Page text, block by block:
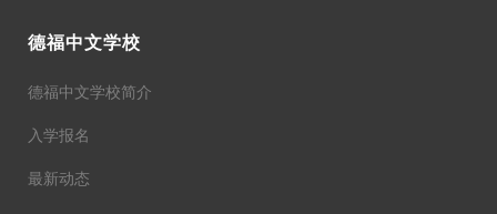
德福中文学校
德福中文学校简介
入学报名
最新动态